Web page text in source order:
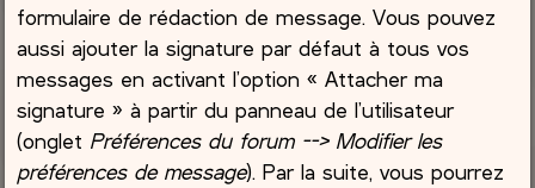
formulaire de rédaction de message. Vous pouvez
aussi ajouter la signature par défaut à tous vos
messages en activant l’option « Attacher ma
signature » à partir du panneau de l’utilisateur
(onglet Préférences du forum --> Modifier les
préférences de message). Par la suite, vous pourrez